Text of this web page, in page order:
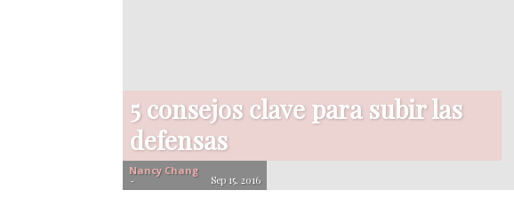
5 consejos clave para subir las
defensas
Nancy Chang
- Sep 15, 2016